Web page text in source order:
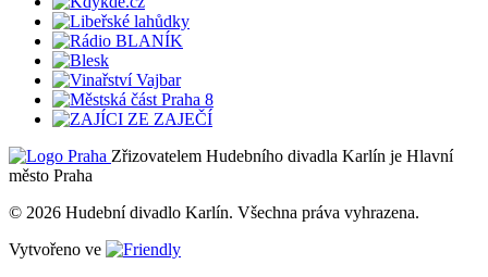
Zřizovatelem Hudebního divadla Karlín je Hlavní
město Praha
© 2026 Hudební divadlo Karlín. Všechna práva vyhrazena.
Vytvořeno ve